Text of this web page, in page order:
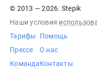
© 2013 — 2026. Stepik
Наши условия
Тарифы
Прессе
Команда
Помощь
О нас
Контакты